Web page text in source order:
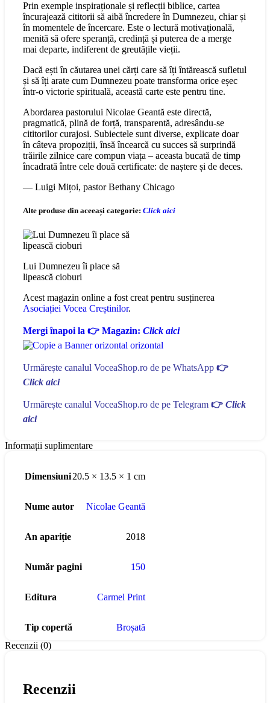
Prin exemple inspiraționale și reflecții biblice, cartea
încurajează cititorii să aibă încredere în Dumnezeu, chiar și
în momentele de încercare. Este o lectură motivațională,
menită să ofere speranță, credință și puterea de a merge
mai departe, indiferent de greutățile vieții.
Dacă ești în căutarea unei cărți care să îți întărească sufletul
și să îți arate cum Dumnezeu poate transforma orice eșec
într-o victorie spirituală, această carte este pentru tine.
Abordarea pastorului Nicolae Geantă este directă,
pragmatică, plină de forță, transparentă, adresându-se
cititorilor curajosi. Subiectele sunt diverse, explicate doar
în câteva propoziții, însă încearcă cu succes să surprindă
trăirile zilnice care compun viața – aceasta bucată de timp
încadrată între cele două certificate: de naștere și de deces.
— Luigi Mițoi, pastor Bethany Chicago
Alte produse din aceeași categorie: Click aici
Lui Dumnezeu îi place să
lipească cioburi
Acest magazin online a fost creat pentru susținerea
Asociației Vocea Creștinilor.
Mergi înapoi la 👉 Magazin: Click aici
Urmărește canalul VoceaShop.ro de pe WhatsApp 👉
Click aici
Urmărește canalul VoceaShop.ro de pe Telegram 👉 Click
aici
Informații suplimentare
Dimensiuni20.5 × 13.5 × 1 cm
Nume autor Nicolae Geantă
An apariție 2018
Număr pagini 150
Editura Carmel Print
Tip copertă
Broșată
Recenzii (0)
Recenzii